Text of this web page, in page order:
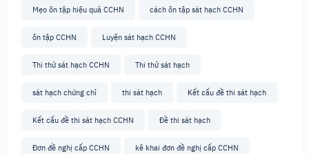
Mẹo ôn tập hiệu quả CCHN cách ôn tập sát hạch CCHN
ôn tập CCHN Luyện sát hạch CCHN
Thi thử sát hạch CCHN Thi thử sát hạch
sát hạch chứng chỉ thi sát hạch Kết cấu đề thi sát hạch
Kết cấu đề thi sát hạch CCHN Đề thi sát hạch
Đơn đề nghị cấp CCHN kê khai đơn đề nghị cấp CCHN